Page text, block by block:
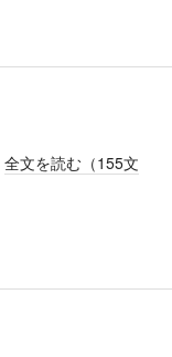
全文を読む（155文